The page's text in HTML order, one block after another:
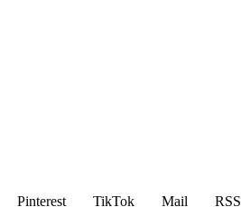
Pinterest TikTok Mail RSS